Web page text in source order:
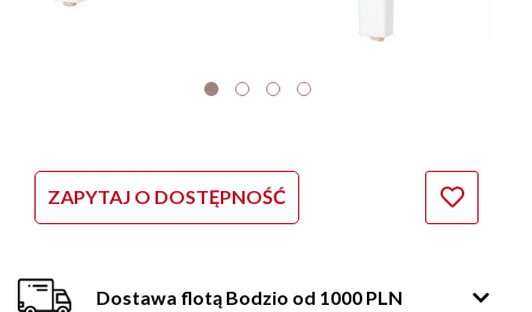
ZAPYTAJ O DOSTĘPNOŚĆ
Dostawa flotą Bodzio od 1000 PLN